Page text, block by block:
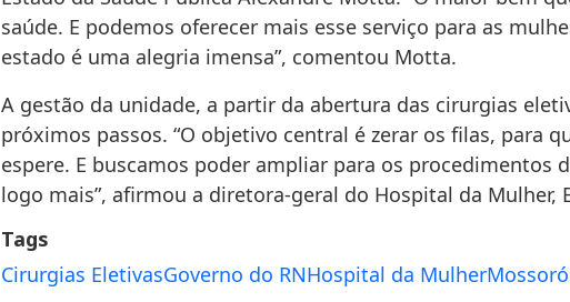
saúde. E podemos oferecer mais esse serviço para as
estado é uma alegria imensa”, comentou Motta.
A gestão da unidade, a partir da abertura das cirurgias
próximos passos. “O objetivo central é zerar os filas, para
espere. E buscamos poder ampliar para os procedimentos
logo mais”, afirmou a diretora-geral do Hospital da Mulher,
Tags
Cirurgias EletivasGoverno do RNHospital da MulherMossoró